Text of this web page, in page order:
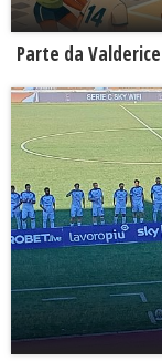
Parte da